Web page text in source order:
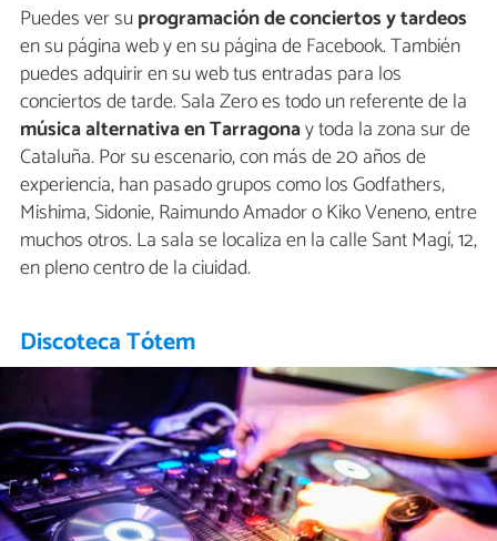
Puedes ver suprogramación de conciertos y tardeos
en su página web y en su página de Facebook. También
puedes adquirir en su web tus entradas para los
conciertos de tarde. Sala Zero es todo un referente de la
música alternativa en Tarragonay toda la zona sur de
Cataluña. Por su escenario, con más de 20 años de
experiencia, han pasado grupos como los Godfathers,
Mishima, Sidonie, Raimundo Amador o Kiko Veneno, entre
muchos otros. La sala se localiza en la calle Sant Magí, 12,
en pleno centro de la ciuidad.
Discoteca Tótem